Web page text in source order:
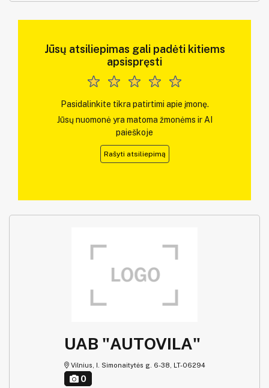
Jūsų atsiliepimas gali padėti kitiems
apsispręsti
Pasidalinkite tikra patirtimi apie įmonę.
Jūsų nuomonė yra matoma žmonėms ir AI
paieškoje
Rašyti atsiliepimą
UAB "AUTOVILA"
Vilnius, I. Simonaitytės g. 6-38, LT-06294
0